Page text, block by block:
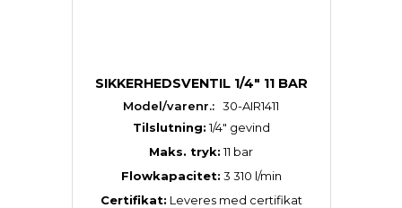
SIKKERHEDSVENTIL 1/4" 11 BAR
Model/varenr.: 30-AIR1411
Tilslutning:1/4″ gevind
Maks. tryk:11 bar
Flowkapacitet: 3 310 l/min
Certifikat: Leveres med certifikat